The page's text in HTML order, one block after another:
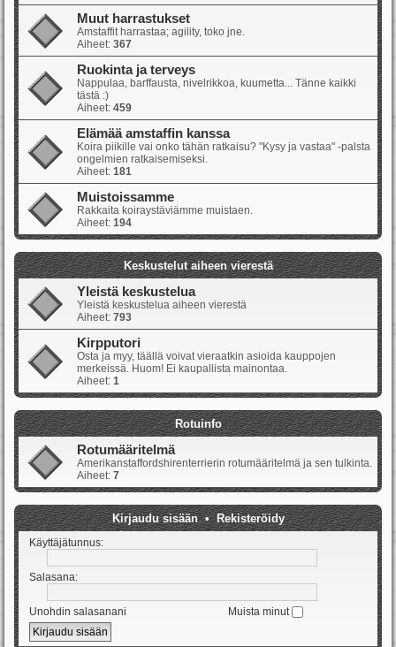
Muut harrastukset
Amstaffit harrastaa; agility, toko jne.
Aiheet: 367
Ruokinta ja terveys
Nappulaa, barffausta, nivelrikkoa, kuumetta... Tänne kaikki
tästä :)
Aiheet: 459
Elämää amstaffin kanssa
Koira piikille vai onko tähän ratkaisu? "Kysy ja vastaa" -palsta
ongelmien ratkaisemiseksi.
Aiheet: 181
Muistoissamme
Rakkaita koiraystäviämme muistaen.
Aiheet: 194
Keskustelut aiheen vierestä
Yleistä keskustelua
Yleistä keskustelua aiheen vierestä
Aiheet: 793
Kirpputori
Osta ja myy, täällä voivat vieraatkin asioida kauppojen
merkeissä. Huom! Ei kaupallista mainontaa.
Aiheet: 1
Rotuinfo
Rotumääritelmä
Amerikanstaffordshirenterrierin rotumääritelmä ja sen tulkinta.
Aiheet: 7
Kirjaudu sisään•Rekisteröidy
Käyttäjätunnus:
Salasana:
Unohdin salasanani Muista minut